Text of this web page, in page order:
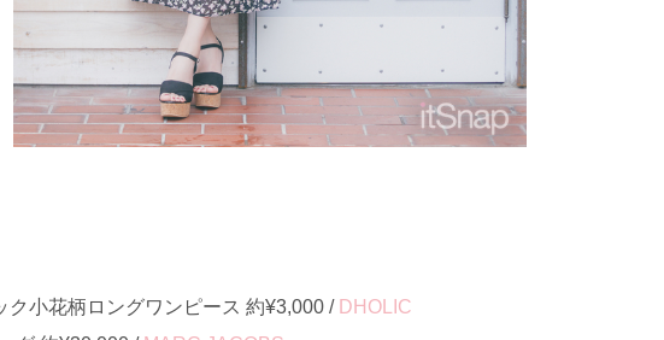
ク小花柄ロングワンピース 約¥3,000 / DHOLIC